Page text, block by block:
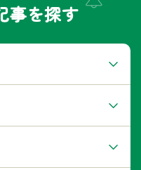
事を探す